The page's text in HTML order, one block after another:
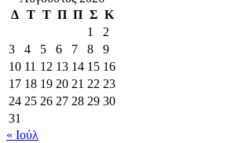
Δ Τ Τ Π Π Σ Κ
1
2
3
4 5 6 7 8
9
10 11 12 13 14 15 16
17 18 19 20 21 22 23
24 25 26 27 28 29 30
31
« Ιούλ